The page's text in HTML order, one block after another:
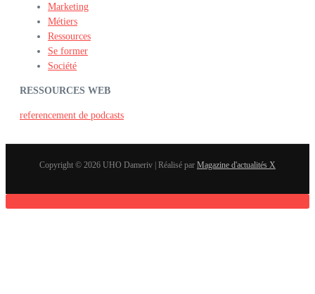
Marketing
Métiers
Ressources
Se former
Société
RESSOURCES WEB
referencement de podcasts
Copyright © 2026 UHO Dameriv | Réalisé par Magazine d'actualités X